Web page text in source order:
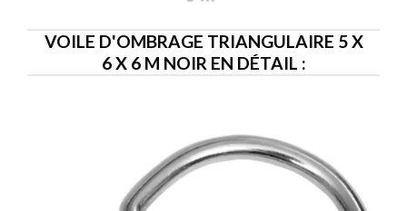
VOILE D'OMBRAGE TRIANGULAIRE 5 X
6 X 6 M NOIR EN DÉTAIL :